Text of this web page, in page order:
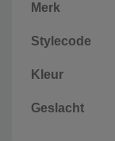
Merk
Stylecode
Kleur
Geslacht